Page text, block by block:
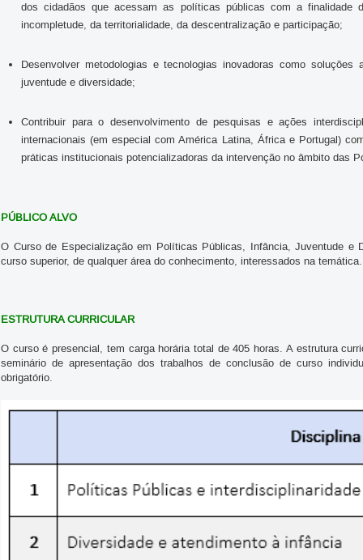
dos cidadãos que acessam as políticas públicas com a finalidade
incompletude, da territorialidade, da descentralização e participação;
Desenvolver metodologias e tecnologias inovadoras como
juventude e diversidade;
Contribuir para o desenvolvimento de pesquisas e ações
internacionais (em especial com América Latina, África e Portugal)
práticas institucionais potencializadoras da intervenção no âmbito das
PÚBLICO ALVO
O Curso de Especialização em Políticas Públicas, Infância, Juventude e
curso superior, de qualquer área do conhecimento, interessados na
ESTRUTURA CURRICULAR
O curso é presencial, tem carga horária total de 405 horas. A estrutura
seminário de apresentação dos trabalhos de conclusão de curso
obrigatório.